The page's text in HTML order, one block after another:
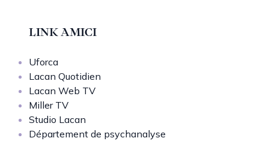
LINK AMICI
Uforca
Lacan Quotidien
Lacan Web TV
Miller TV
Studio Lacan
Département de psychanalyse